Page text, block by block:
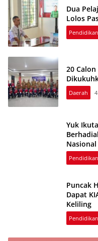
Dua
Lolos
Pendidikan
20
Daerah
Yuk
Nasional
Pendidikan
Puncak
Dapat
Keliling
Pendidikan